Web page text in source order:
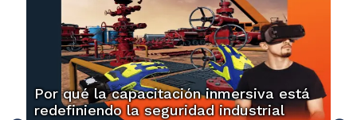
Por qué la capacitación inmersiva está
redefiniendo la seguridad industrial